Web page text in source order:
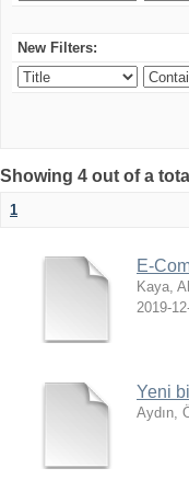
New Filters:
Showing 4 out of a
1
E-
Kaya,
2019-
Yeni
Aydın,